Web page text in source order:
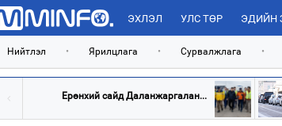
ЭХЛЭЛ УЛС ТӨР ЭДИЙН
Нийтлэл • Ярилцлага • Сурвалжлага •
Ерөнхий сайд Даланжаргалан...